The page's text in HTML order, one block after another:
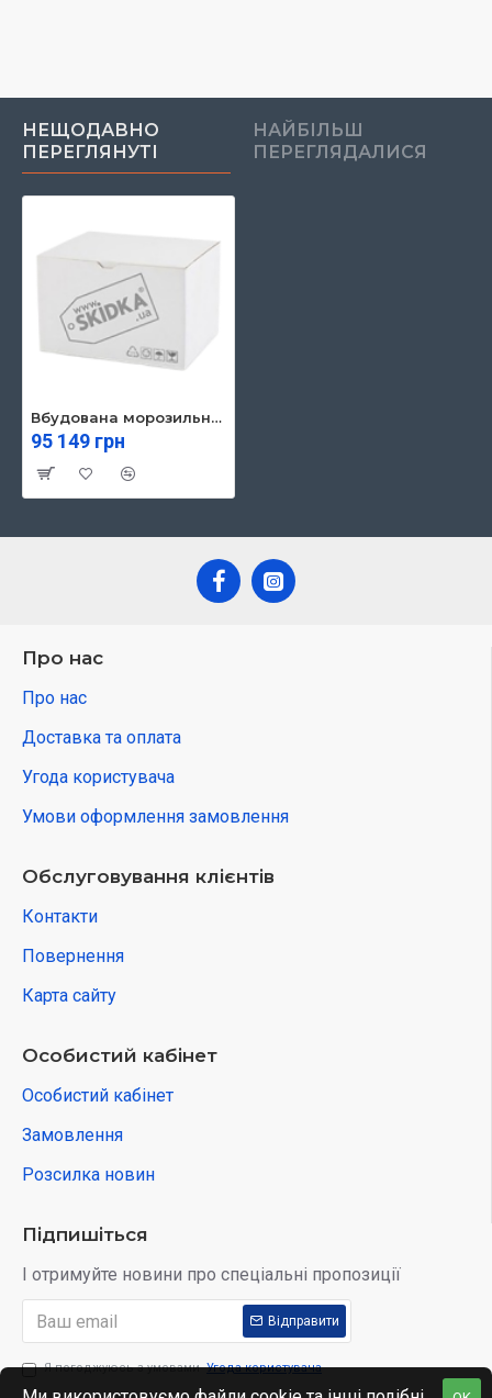
НЕЩОДАВНО
ПЕРЕГЛЯНУТІ
НАЙБІЛЬШ
ПЕРЕГЛЯДАЛИСЯ
Вбудована морозильна камера Liebherr SIFNdi 4556
95 149 грн
Про нас
Про нас
Доставка та оплата
Угода користувача
Умови оформлення замовлення
Обслуговування клієнтів
Контакти
Повернення
Карта сайту
Особистий кабінет
Особистий кабінет
Замовлення
Розсилка новин
Підпишіться
І отримуйте новини про спеціальні пропозиції
Відправити
Я погоджуюсь з умовами Угода користувача